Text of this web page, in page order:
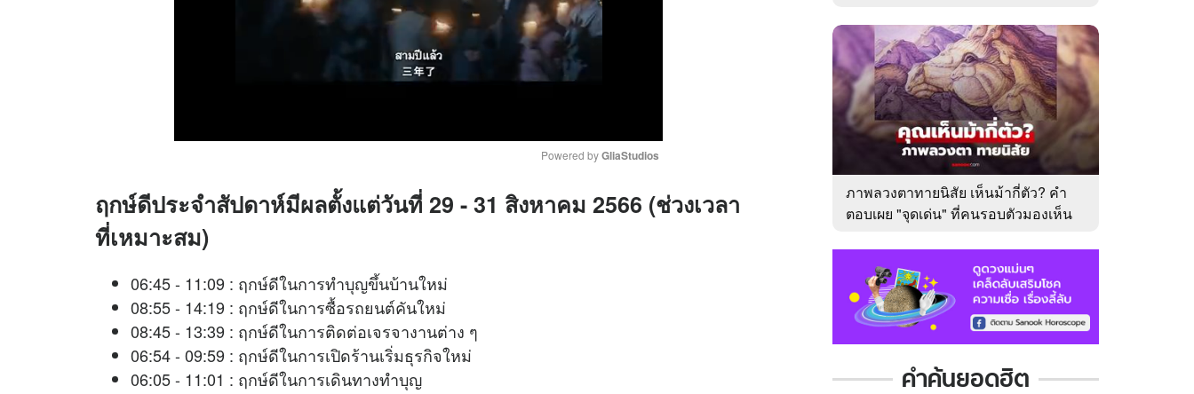
M
Powered by GliaStudios
ฤกษ์ดีประจำสัปดาห์มีผลตั้งแต่วันที่ 29 - 31 สิงหาคม 2566 (ช่วงเวลา
ที่เหมาะสม)
06:45 - 11:09 : ฤกษ์ดีในการทำบุญขึ้นบ้านใหม่
08:55 - 14:19 : ฤกษ์ดีในการซื้อรถยนต์คันใหม่
08:45 - 13:39 : ฤกษ์ดีในการติดต่อเจรจางานต่าง ๆ
06:54 - 09:59 : ฤกษ์ดีในการเปิดร้านเริ่มธุรกิจใหม่
06:05 - 11:01 : ฤกษ์ดีในการเดินทางทำบุญ
ภาพลวงตาทายนิสัย เห็นม้ากี่ตัว? คำ
ตอบเผย "จุดเด่น" ที่คนรอบตัวมองเห็น
คำค้นยอดฮิต